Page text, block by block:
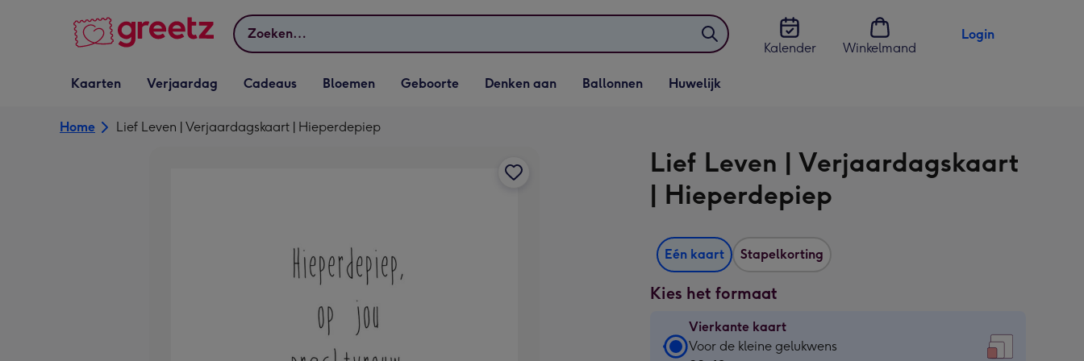
Zoeken
Kalender
Winkelmand
Login
Vervolgkeuzelijst
Kaarten openen
Kaarten
Vervolgkeuzelijst
Verjaardag openen
Verjaardag
Vervolgkeuzelijst
Cadeaus openen
Cadeaus
Vervolgkeuzelijst
Bloemen openen
Bloemen
Vervolgkeuzelijst
Geboorte openen
Geboorte
Vervolgkeuzelijst
Denken aan openen
Denken aan
Vervolgkeuzelijst
Ballonnen openen
Ballonnen
Vervolgkeuzelijst
Huwelijk openen
Huwelijk
Home Lief Leven | Verjaardagskaart | Hieperdepiep
Lief Leven | Verjaardagskaart
| Hieperdepiep
Eén kaart Stapelkorting
Kies het formaat
Vierkante kaart
Vierkante
Voor de kleine gelukwens